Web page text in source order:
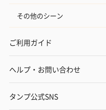
その他のシーン
ご利用ガイド
ヘルプ・お問い合わせ
タンプ公式SNS